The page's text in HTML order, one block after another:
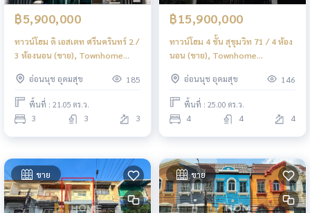
฿5,900,000
ทาวน์โฮม ดิ เอสเตท ศรีนครินทร์ 2 /
3 ห้องนอน (ขาย), Townhome
Bedrooms (FOR SALE) GNG084
อ่อนนุช อุดมสุข 185
พื้นที่ : 21.05 ตร.ว.
3 3 3
฿15,900,000
ทาวน์โฮม 4 ชั้น สุขุมวิท 71 / 4 ห้อง
นอน (ขาย), Townhome
(FOR SALE) GNG071
อ่อนนุช อุดมสุข 146
พื้นที่ : 25.00 ตร.ว.
4 4 4
ขาย ขาย